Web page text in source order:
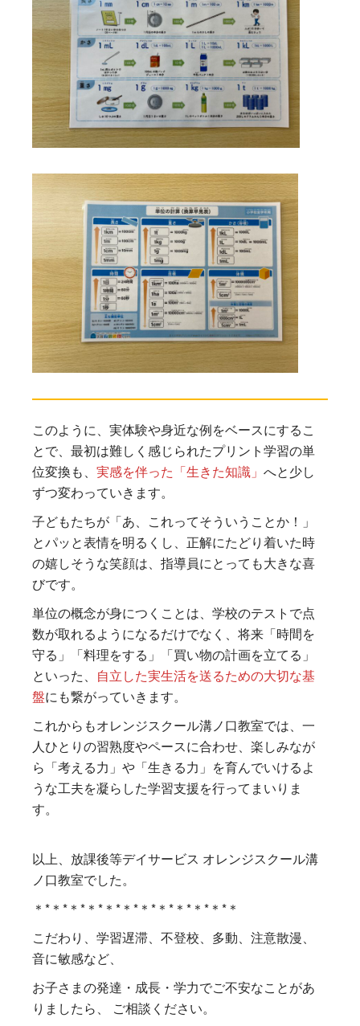
このように、実体験や身近な例をベースにするこ
とで、最初は難しく感じられたプリント学習の単
位変換も、実感を伴った「生きた知識」へと少し
ずつ変わっていきます。
子どもたちが「あ、これってそういうことか！」
とパッと表情を明るくし、正解にたどり着いた時
の嬉しそうな笑顔は、指導員にとっても大きな喜
びです。
単位の概念が身につくことは、学校のテストで点
数が取れるようになるだけでなく、将来「時間を
守る」「料理をする」「買い物の計画を立てる」
といった、 自立した実生活を送るための大切な基
盤にも繋がっていきます。
これからもオレンジスクール溝ノ口教室では、一
人ひとりの習熟度やペースに合わせ、楽しみなが
ら「考える力」や「生きる力」を育んでいけるよ
うな工夫を凝らした学習支援を行ってまいりま
す。
以上、放課後等デイサービス オレンジスクール溝
ノ口教室でした。
＊*＊*＊*＊*＊*＊*＊*＊*＊*＊*＊*＊
こだわり、学習遅滞、不登校、多動、注意散漫、
音に敏感など、
お子さまの発達・成長・学力でご不安なことがあ
りましたら、 ご相談ください。